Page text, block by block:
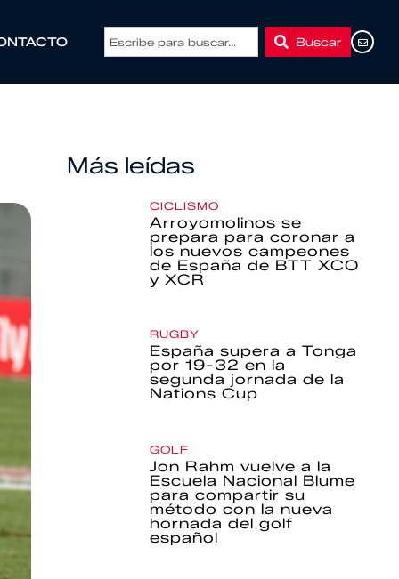
Buscar
Más leídas
CICLISMO
Arroyomolinos se
prepara para coronar a
los nuevos campeones
de España de BTT XCO
y XCR
RUGBY
España supera a Tonga
por 19-32 en la
segunda jornada de la
Nations Cup
GOLF
Jon Rahm vuelve a la
Escuela Nacional Blume
para compartir su
método con la nueva
hornada del golf
español